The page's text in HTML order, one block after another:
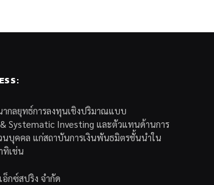
กลยุทธ์การลงทุนเชิงปริมาณแบบ
Systematic Investing และตัวแทนด้านการ
บุคคล แก่สถาบันการเงินพันธมิตรชั้นนำใน
ทิเช่น
อ็กซ์สปริง จำกัด